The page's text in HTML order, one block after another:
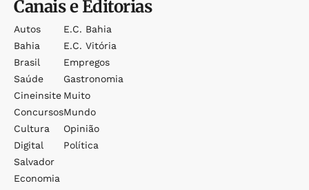
Canais e Editorias
Autos
Bahia
Brasil
Saúde
Cineinsite
Concursos
Cultura
Digital
Salvador
Economia
E.c. Bahia
E.c. Vitória
Empregos
Gastronomia
Muito
Mundo
Opinião
Política